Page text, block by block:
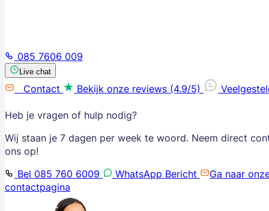
085 7606 009
Live chat
Contact Bekijk onze reviews (4.9/5)
Heb je vragen of hulp nodig?
Wij staan je 7 dagen per week te woord. Neem direct
ons op!
Bel 085 760 6009
WhatsApp Bericht
Ga naar
contactpagina